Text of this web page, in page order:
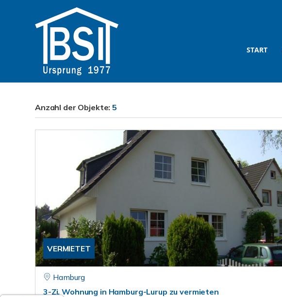
START
Anzahl der Objekte:5
VERMIETET
Hamburg
3-Zi. Wohnung in Hamburg-Lurup zu vermieten